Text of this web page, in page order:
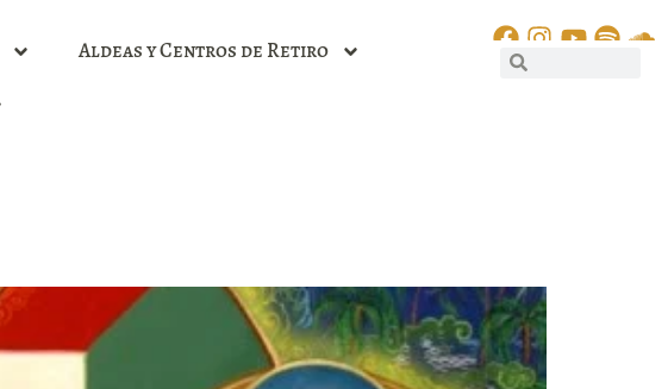
Aldeas y Centros de Retiro